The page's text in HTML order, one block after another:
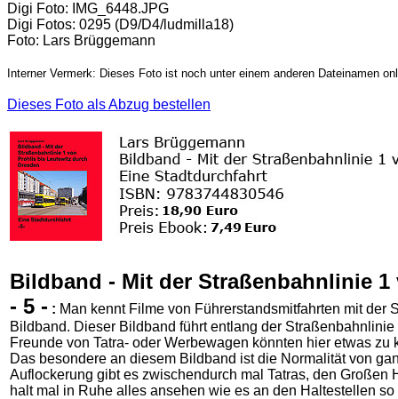
Digi Foto: IMG_6448.JPG
Digi Fotos: 0295 (D9/D4/ludmilla18)
Foto: Lars Brüggemann
Interner Vermerk: Dieses Foto ist noch unter einem anderen Dateinamen
Dieses Foto als Abzug bestellen
Bildband - Mit der Straßenbahnlinie
- 5 - : Man kennt Filme von Führerstandsmitfahrten mit
Bildband. Dieser Bildband führt entlang der
Freunde von Tatra- oder Werbewagen könnten hier etwas
Das besondere an diesem Bildband ist die Normalität von
Auflockerung gibt es zwischendurch mal Tatras, den
halt mal in Ruhe alles ansehen wie es an den Haltestellen so